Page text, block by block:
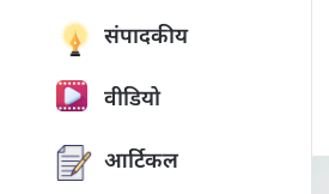
संपादकीय
वीडियो
आर्टिकल